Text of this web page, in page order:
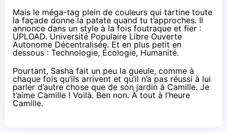
Mais le méga-tag plein de couleurs qui tartine toute
la façade donne la patate quand tu t’approches. Il
annonce dans un style à la fois foutraque et fier :
UPLOAD. Université Populaire Libre Ouverte
Autonome Décentralisée. Et en plus petit en
dessous : Technologie, Écologie, Humanité.
Pourtant, Sasha fait un peu la gueule, comme à
chaque fois qu’ils arrivent et qu’il n’a pas réussi à lui
parler d’autre chose que de son jardin à Camille. Je
t’aime Camille ! Voilà. Ben non. À tout à l’heure
Camille.